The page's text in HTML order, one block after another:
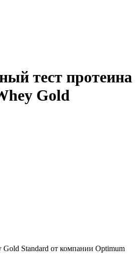
тест протеина
Gold
Gold Standard от компании Optimum